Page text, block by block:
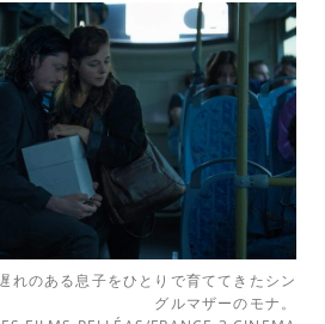
れのある息子をひとりで育ててきたシン
グルマザーのモナ。